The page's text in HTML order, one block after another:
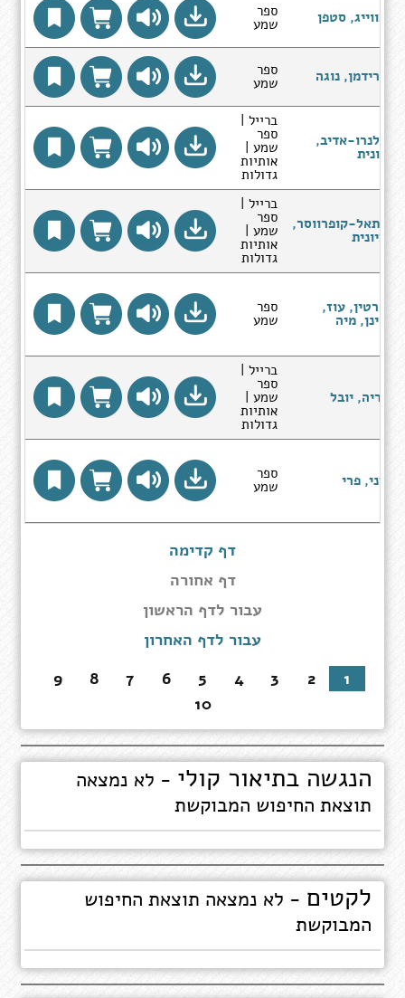
צווייג, סטפן ספר
שמע
פרידמן, נוגה ספר
שמע
בלנרו-אדיב,
רונית
ברייל |
ספר
שמע |
אותיות
גדולות
פתאל-קופרווסר,
ציונית
ברייל |
ספר
שמע |
אותיות
גדולות
מרטין, עוז,
קינן, מיה
ספר
שמע
נריה, יובל
ברייל |
ספר
שמע |
אותיות
גדולות
סני, פרי ספר
שמע
דף קדימה
דף אחורה
עבור
הראשון
עבור לדף הראשון
עבור לדף האחרון
1
2
3
4
5
6
7
8
9
10
הנגשה בתיאור קולי - לא נמצאה
תוצאת החיפוש המבוקשת
לקטים - לא נמצאה תוצאת החיפוש
המבוקשת